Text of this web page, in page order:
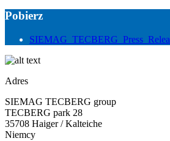
Pobierz
Adres
SIEMAG TECBERG group
TECBERG park 28
35708 Haiger / Kalteiche
Niemcy